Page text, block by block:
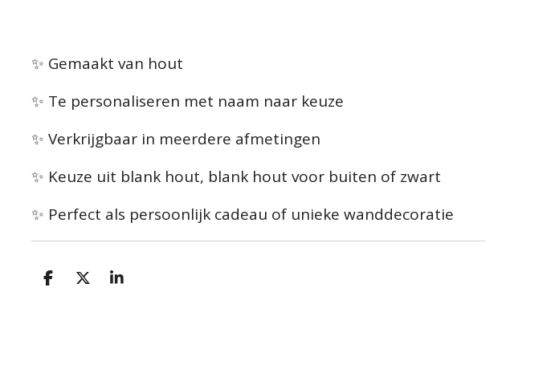
✨ Gemaakt van hout
✨ Te personaliseren met naam naar keuze
✨ Verkrijgbaar in meerdere afmetingen
✨ Keuze uit blank hout, blank hout voor buiten of zwart
✨ Perfect als persoonlijk cadeau of unieke wanddecoratie
D
D
S